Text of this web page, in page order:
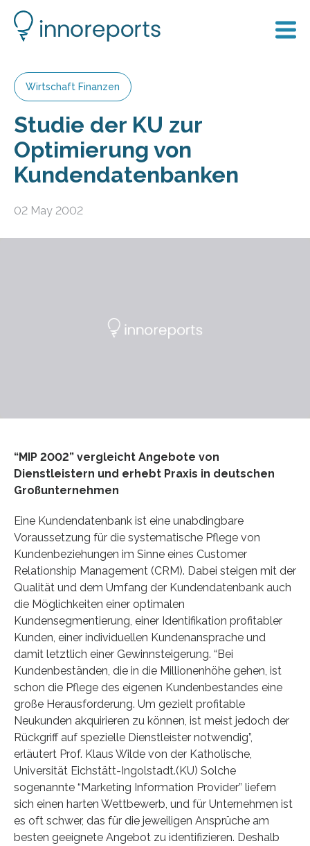
Wirtschaft Finanzen
Studie der KU zur
Optimierung von
Kundendatenbanken
02 May 2002
“MIP 2002” vergleicht Angebote von
Dienstleistern und erhebt Praxis in deutschen
Großunternehmen
Eine Kundendatenbank ist eine unabdingbare
Voraussetzung für die systematische Pflege von
Kundenbeziehungen im Sinne eines Customer
Relationship Management (CRM). Dabei steigen mit der
Qualität und dem Umfang der Kundendatenbank auch
die Möglichkeiten einer optimalen
Kundensegmentierung, einer Identifikation profitabler
Kunden, einer individuellen Kundenansprache und
damit letztlich einer Gewinnsteigerung. “Bei
Kundenbeständen, die in die Millionenhöhe gehen, ist
schon die Pflege des eigenen Kundenbestandes eine
große Herausforderung. Um gezielt profitable
Neukunden akquirieren zu können, ist meist jedoch der
Rückgriff auf spezielle Dienstleister notwendig”,
erläutert Prof. Klaus Wilde von der Katholische,
Universität Eichstätt-Ingolstadt.(KU) Solche
sogenannte “Marketing Information Provider” liefern
sich einen harten Wettbewerb, und für Unternehmen ist
es oft schwer, das für die jeweiligen Ansprüche am
besten geeignete Angebot zu identifizieren. Deshalb